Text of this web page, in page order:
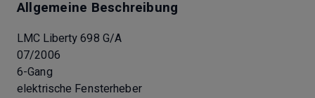
Allgemeine Beschreibung
LMC Liberty 698 G/A
07/2006
6-Gang
elektrische Fensterheber